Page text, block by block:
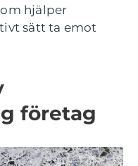
hjälper
sätt ta emot
företag